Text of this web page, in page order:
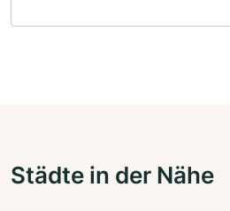
Städte in der Nähe